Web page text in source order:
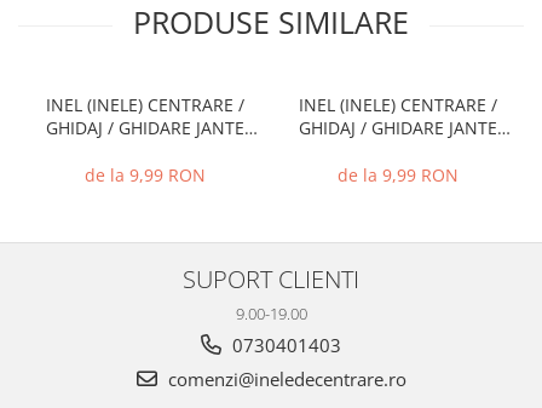
PRODUSE SIMILARE
INEL (INELE) CENTRARE /
GHIDAJ / GHIDARE JANTE
de la 9,99 RON
INEL (INELE) CENTRARE /
GHIDAJ / GHIDARE JANTE
de la 9,99 RON
SUPORT CLIENTI
9.00-19.00
0730401403
comenzi@ineledecentrare.ro